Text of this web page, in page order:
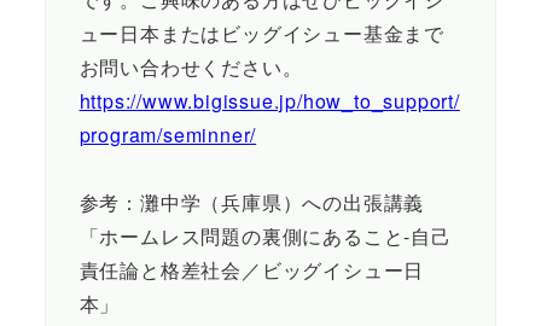
ュー日本またはビッグイシュー基金まで
お問い合わせください。
https://www.bigissue.jp/how_to_support/
program/seminner/
参考：灘中学（兵庫県）への出張講義
「ホームレス問題の裏側にあること-自己
責任論と格差社会／ビッグイシュー日
本」